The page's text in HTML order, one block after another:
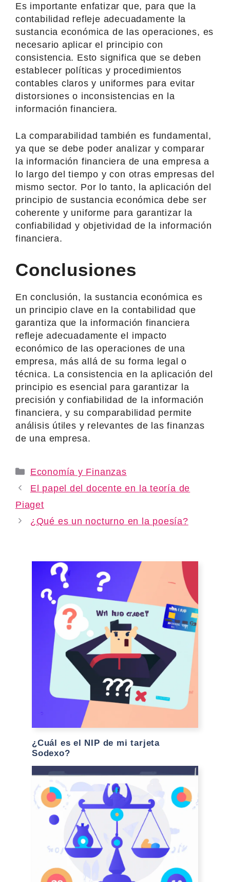
Es importante enfatizar que, para que la
contabilidad refleje adecuadamente la
sustancia económica de las operaciones, es
necesario aplicar el principio con
consistencia. Esto significa que se deben
establecer políticas y procedimientos
contables claros y uniformes para evitar
distorsiones o inconsistencias en la
información financiera.
La comparabilidad también es fundamental,
ya que se debe poder analizar y comparar
la información financiera de una empresa a
lo largo del tiempo y con otras empresas del
mismo sector. Por lo tanto, la aplicación del
principio de sustancia económica debe ser
coherente y uniforme para garantizar la
confiabilidad y objetividad de la información
financiera.
Conclusiones
En conclusión, la sustancia económica es
un principio clave en la contabilidad que
garantiza que la información financiera
refleje adecuadamente el impacto
económico de las operaciones de una
empresa, más allá de su forma legal o
técnica. La consistencia en la aplicación del
principio es esencial para garantizar la
precisión y confiabilidad de la información
financiera, y su comparabilidad permite
análisis útiles y relevantes de las finanzas
de una empresa.
Categories
Economía y Finanzas
El papel del docente en la teoría de
Piaget
¿Qué es un nocturno en la poesía?
¿Cuál es el NIP de mi tarjeta
Sodexo?